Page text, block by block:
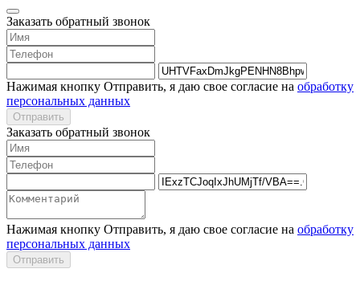
Заказать обратный звонок
Нажимая кнопку Отправить, я даю свое согласие на обработку
персональных данных
Отправить
Заказать обратный звонок
Нажимая кнопку Отправить, я даю свое согласие на обработку
персональных данных
Отправить